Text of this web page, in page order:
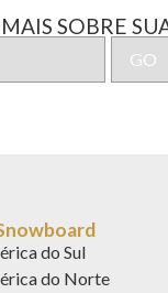
SOBRE
do Sul
do Norte